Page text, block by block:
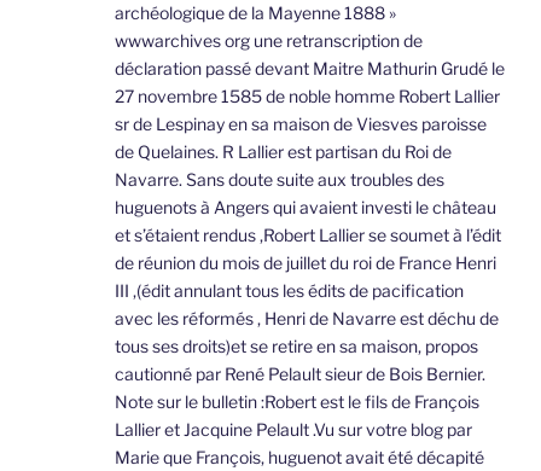
archéologique de la Mayenne 1888 »
wwwarchives org une retranscription de
déclaration passé devant Maitre Mathurin Grudé le
27 novembre 1585 de noble homme Robert Lallier
sr de Lespinay en sa maison de Viesves paroisse
de Quelaines. R Lallier est partisan du Roi de
Navarre. Sans doute suite aux troubles des
huguenots à Angers qui avaient investi le château
et s’étaient rendus ,Robert Lallier se soumet à l’édit
de réunion du mois de juillet du roi de France Henri
III ,(édit annulant tous les édits de pacification
avec les réformés , Henri de Navarre est déchu de
tous ses droits)et se retire en sa maison, propos
cautionné par René Pelault sieur de Bois Bernier.
Note sur le bulletin :Robert est le fils de François
Lallier et Jacquine Pelault .Vu sur votre blog par
Marie que François, huguenot avait été décapité